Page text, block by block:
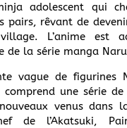
adolescent qui
pairs, rêvant de
L’anime est
de la série manga
vague de figurines
comprend une série
venus dans
de l’Akatsuki,